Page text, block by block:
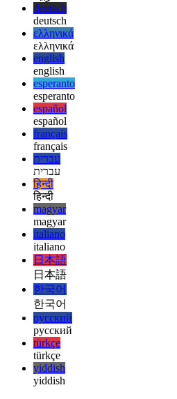
afrikaans
afrikaans
العربية
العربية
deutsch
deutsch
ελληνικά
ελληνικά
english
english
esperanto
esperanto
español
español
français
français
עברית
עברית
हिन्दी
हिन्दी
magyar
magyar
italiano
italiano
日本語
日本語
한국어
한국어
русский
русский